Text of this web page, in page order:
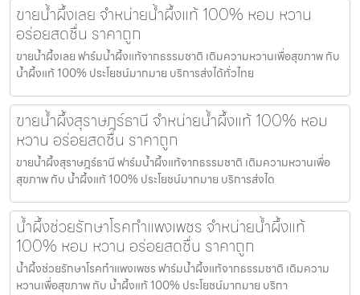
ขายน้ำผึ้งเลย จำหน่ายน้ำผึ้งแท้ 100% หอม หวาน
อร่อยสดชื่น ราคาถูก
ขายน้ำผึ้งเลย ฟาร์มน้ำผึ้งแท้จากธรรมชาติ เติมความหวานเพื่อสุขภาพ กับ
น้ำผึ้งแท้ 100% ประโยชน์มากมาย บริการส่งได้ทั่วไทย
ขายน้ำผึ้งสุราษฎร์ธานี จำหน่ายน้ำผึ้งแท้ 100% หอม
หวาน อร่อยสดชื่น ราคาถูก
ขายน้ำผึ้งสุราษฎร์ธานี ฟาร์มน้ำผึ้งแท้จากธรรมชาติ เติมความหวานเพื่อ
สุขภาพ กับ น้ำผึ้งแท้ 100% ประโยชน์มากมาย บริการส่งได
น้ำผึ้งช่วยรักษาโรคกำแพงเพชร จำหน่ายน้ำผึ้งแท้
100% หอม หวาน อร่อยสดชื่น ราคาถูก
น้ำผึ้งช่วยรักษาโรคกำแพงเพชร ฟาร์มน้ำผึ้งแท้จากธรรมชาติ เติมความ
หวานเพื่อสุขภาพ กับ น้ำผึ้งแท้ 100% ประโยชน์มากมาย บริกา